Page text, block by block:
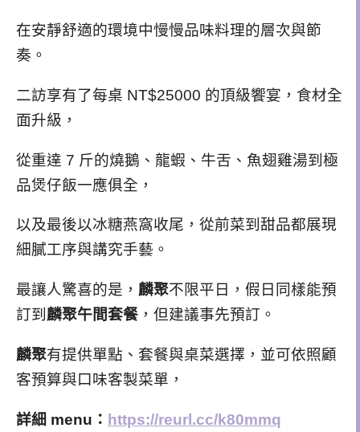
在安靜舒適的環境中慢慢品味料理的層次與節
奏。
二訪享有了每桌 NT$25000 的頂級饗宴，食材全
面升級，
從重達 7 斤的燒鵝、龍蝦、牛舌、魚翅雞湯到極
品煲仔飯一應俱全，
以及最後以冰糖燕窩收尾，從前菜到甜品都展現
細膩工序與講究手藝。
最讓人驚喜的是， 麟聚不限平日，假日同樣能預
訂到 麟聚午間套餐 ， 但建議事先預訂。
麟聚有提供單點、套餐與桌菜選擇，並可依照顧
客預算與口味客製菜單，
詳細 menu： https://reurl.cc/k80mmq